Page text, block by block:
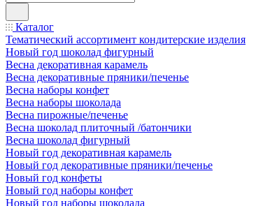
Каталог
Тематический ассортимент кондитерские изделия
Новый год шоколад фигурный
Весна декоративная карамель
Весна декоративные пряники/печенье
Весна наборы конфет
Весна наборы шоколада
Весна пирожные/печенье
Весна шоколад плиточный /батончики
Весна шоколад фигурный
Новый год декоративная карамель
Новый год декоративные пряники/печенье
Новый год конфеты
Новый год наборы конфет
Новый год наборы шоколада